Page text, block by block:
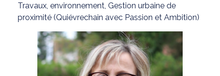
Travaux, environnement, Gestion urbaine de
proximité (Quiévrechain avec Passion et Ambition)